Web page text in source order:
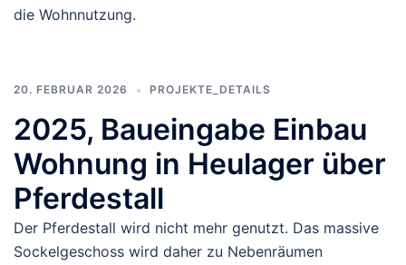
die Wohnnutzung.
20. FEBRUAR 2026 PROJEKTE_DETAILS
2025, Baueingabe Einbau
Wohnung in Heulager über
Pferdestall
Der Pferdestall wird nicht mehr genutzt. Das massive
Sockelgeschoss wird daher zu Nebenräumen